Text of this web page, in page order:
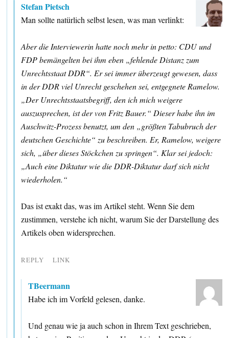
Stefan Pietsch
Man sollte natürlich selbst lesen, was man verlinkt:
Aber die Interviewerin hatte noch mehr in petto: CDU und
FDP bemängelten bei ihm eben „fehlende Distanz zum
Unrechtsstaat DDR“. Er sei immer überzeugt gewesen, dass
in der DDR viel Unrecht geschehen sei, entgegnete Ramelow.
„Der Unrechtsstaatsbegriff, den ich mich weigere
auszusprechen, ist der von Fritz Bauer.“ Dieser habe ihn im
Auschwitz-Prozess benutzt, um den „größten Tabubruch der
deutschen Geschichte“ zu beschreiben. Er, Ramelow, weigere
sich, „über dieses Stöckchen zu springen“. Klar sei jedoch:
„Auch eine Diktatur wie die DDR-Diktatur darf sich nicht
wiederholen.“
Das ist exakt das, was im Artikel steht. Wenn Sie dem
zustimmen, verstehe ich nicht, warum Sie der Darstellung des
Artikels oben widersprechen.
REPLY LINK
TBeermann
Habe ich im Vorfeld gelesen, danke.
Und genau wie ja auch schon in Ihrem Text geschrieben,